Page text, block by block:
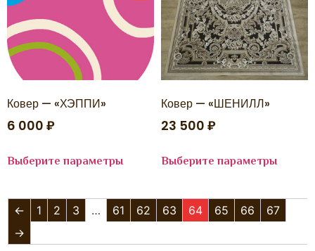
Ковер — «ХЭППИ»
6 000 ₽
Выберите параметры
Ковер — «ШЕНИЛЛ»
23 500 ₽
Выберите параметры
← 1 2 3 … 61 62 63 64 65 66
67
→